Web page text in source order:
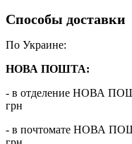
Способы доставки
По Украине:
НОВА ПОШТА:
- в отделение НОВА
грн
- в почтомате НОВА